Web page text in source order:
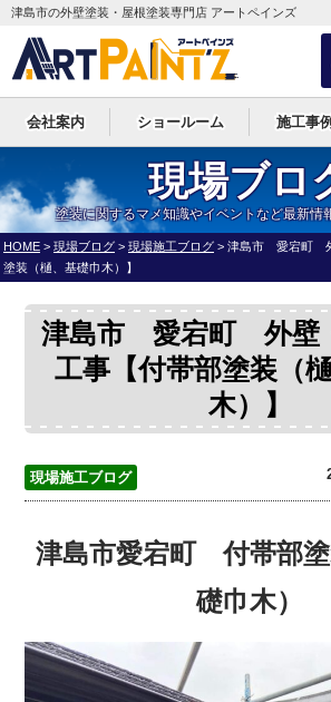
津島市の外壁塗装・屋根塗装専門店 アートペインズ
会社案内 ショールーム 施工事例
現場ブロ
塗装に関するマメ知識やイベントなど最新情
HOME > 現場ブログ > 現場施工ブログ > 津島市 愛宕町 外
塗装（樋、基礎巾木）】
津島市 愛宕町 外壁
工事【付帯部塗装（
木）】
現場施工ブログ
津島市愛宕町 付帯部
礎巾木）